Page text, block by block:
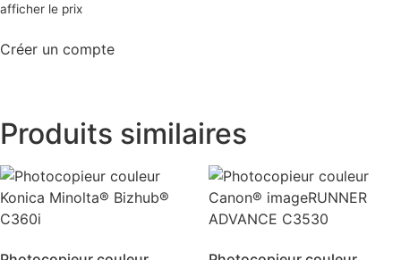
afficher le prix
Créer un compte
Produits similaires